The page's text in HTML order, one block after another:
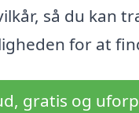
så du kan
for at
gratis og